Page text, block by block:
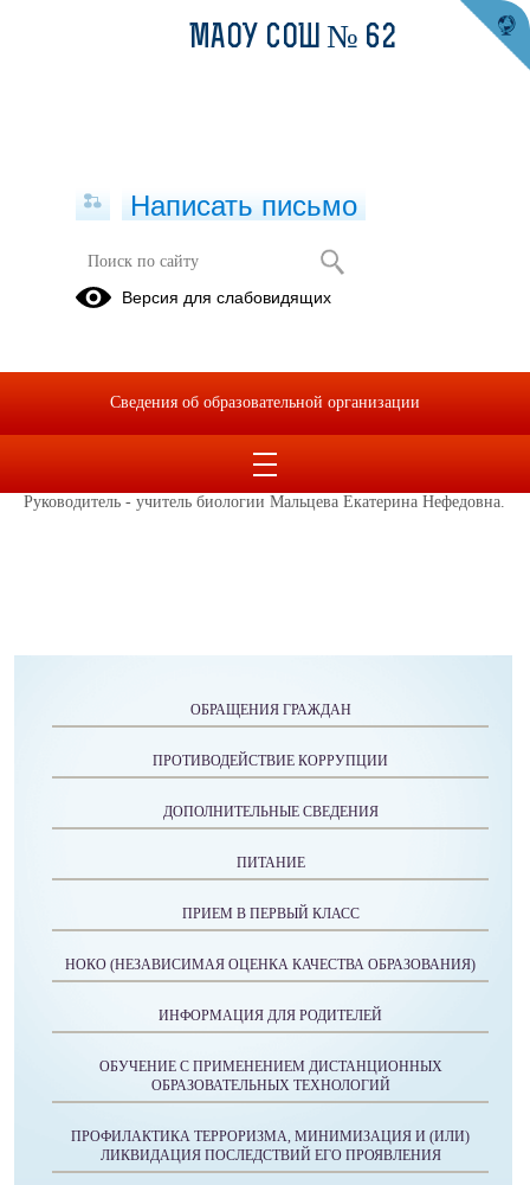
МО учителей естественно-научного
цикла
Руководитель - учитель биологии Мальцева Екатерина Нефедовна.
ОБРАЩЕНИЯ ГРАЖДАН
ПРОТИВОДЕЙСТВИЕ КОРРУПЦИИ
ДОПОЛНИТЕЛЬНЫЕ СВЕДЕНИЯ
ПИТАНИЕ
ПРИЕМ В ПЕРВЫЙ КЛАСС
НОКО (НЕЗАВИСИМАЯ ОЦЕНКА КАЧЕСТВА ОБРАЗОВАНИЯ)
ИНФОРМАЦИЯ ДЛЯ РОДИТЕЛЕЙ
ОБУЧЕНИЕ С ПРИМЕНЕНИЕМ ДИСТАНЦИОННЫХ
ОБРАЗОВАТЕЛЬНЫХ ТЕХНОЛОГИЙ
ПРОФИЛАКТИКА ТЕРРОРИЗМА, МИНИМИЗАЦИЯ И (ИЛИ)
ЛИКВИДАЦИЯ ПОСЛЕДСТВИЙ ЕГО ПРОЯВЛЕНИЯ
МАОУ СОШ № 62
Написать письмо
Версия для слабовидящих
Сведения об образовательной организации